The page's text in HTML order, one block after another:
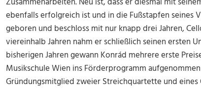
ebenfalls erfolgreich ist und in die Fußstapfen seines
geboren und beschloss mit nur knapp drei Jahren,
viereinhalb Jahren nahm er schließlich seinen ersten
bisherigen Jahren gewann Konrád mehrere erste
Musikschule Wien ins Förderprogramm
Gründungsmitglied zweier Streichquartette und